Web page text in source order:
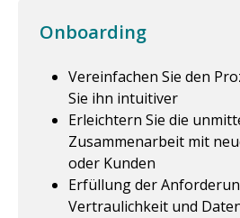
Onboarding
Vereinfachen Sie den
Sie ihn intuitiver
Erleichtern Sie die
Zusammenarbeit mit
oder Kunden
Erfüllung der
Vertraulichkeit und